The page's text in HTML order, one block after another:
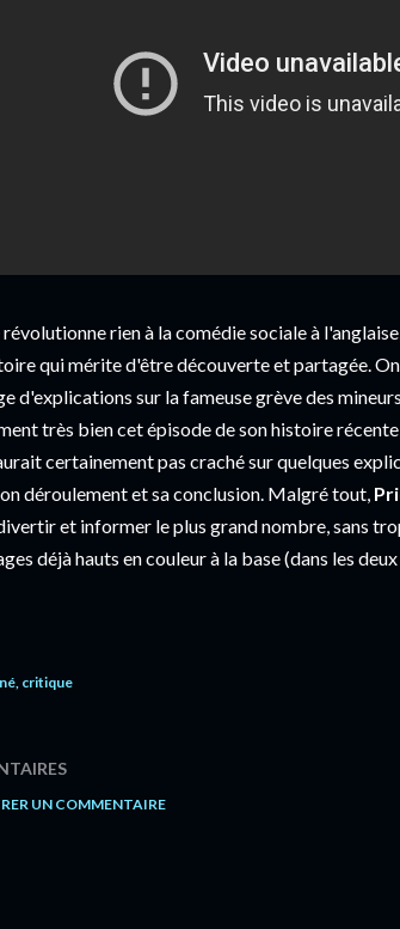
révolutionne rien à la comédie sociale à
qui mérite d'être découverte et partagée.
d'explications sur la fameuse grève des
très bien cet épisode de son histoire
certainement pas craché sur quelques
déroulement et sa conclusion. Malgré tout,
et informer le plus grand nombre, sans
déjà hauts en couleur à la base (dans les
critique
UN COMMENTAIRE